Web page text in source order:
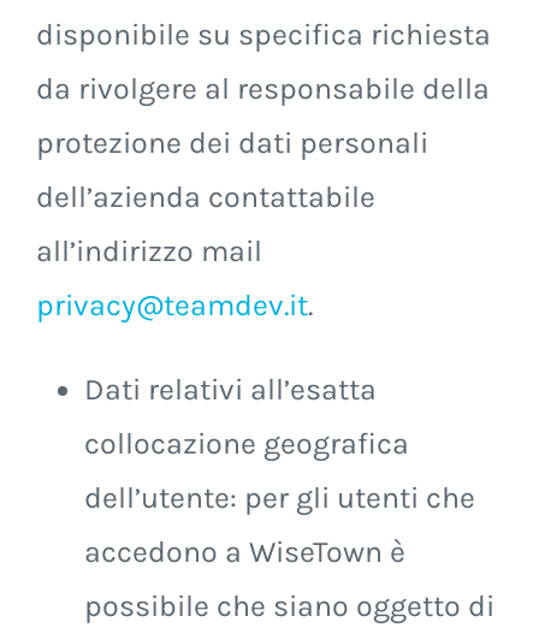
disponibile su specifica richiesta
da rivolgere al responsabile della
protezione dei dati personali
dell’azienda contattabile
all’indirizzo mail
privacy@teamdev.it.
Dati relativi all’esatta
collocazione geografica
dell’utente: per gli utenti che
accedono a WiseTown è
possibile che siano oggetto di